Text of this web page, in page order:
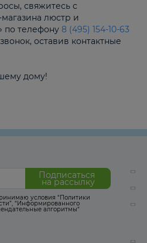
свяжитесь с
люстр и
по телефону 8 (495) 154-10-63
оставив контактные
дому!
Подписаться
на рассылку
условия “Политики
, “Информированного
алгоритмы“